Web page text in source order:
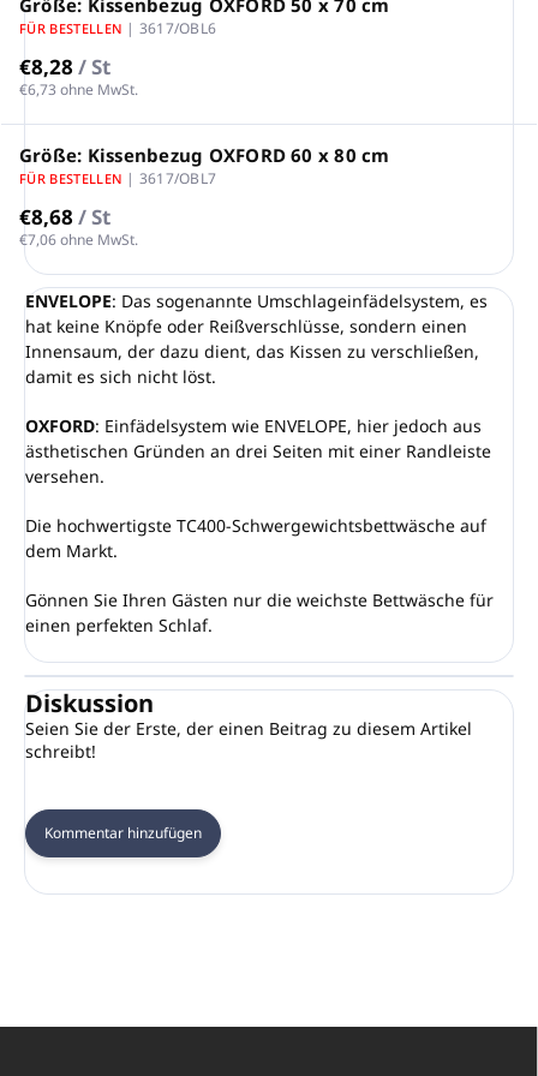
Größe: Kissenbezug OXFORD 50 x 70 cm
FÜR BESTELLEN | 3617/OBL6
€8,28 / St
€6,73 ohne MwSt.
Größe: Kissenbezug OXFORD 60 x 80 cm
FÜR BESTELLEN | 3617/OBL7
€8,68 / St
€7,06 ohne MwSt.
ENVELOPE: Das sogenannte Umschlageinfädelsystem, es
hat keine Knöpfe oder Reißverschlüsse, sondern einen
Innensaum, der dazu dient, das Kissen zu verschließen,
damit es sich nicht löst.
OXFORD: Einfädelsystem wie ENVELOPE, hier jedoch aus
ästhetischen Gründen an drei Seiten mit einer Randleiste
versehen.
Die hochwertigste TC400-Schwergewichtsbettwäsche auf
dem Markt.
Gönnen Sie Ihren Gästen nur die weichste Bettwäsche für
einen perfekten Schlaf.
Diskussion
Seien Sie der Erste, der einen Beitrag zu diesem Artikel
schreibt!
Kommentar hinzufügen